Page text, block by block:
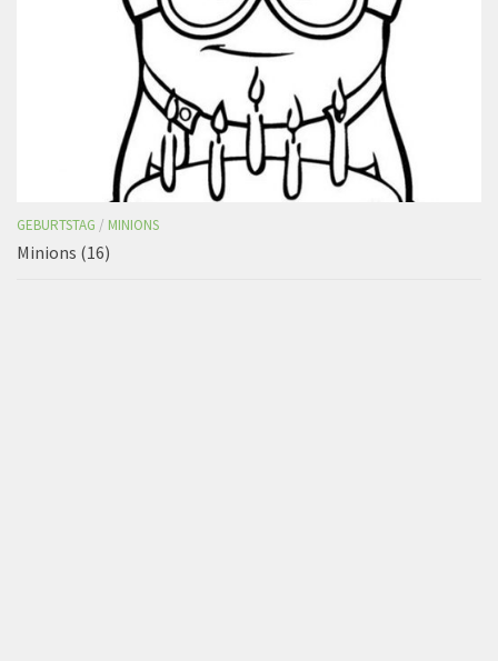
GEBURTSTAG / MINIONS
Minions (16)